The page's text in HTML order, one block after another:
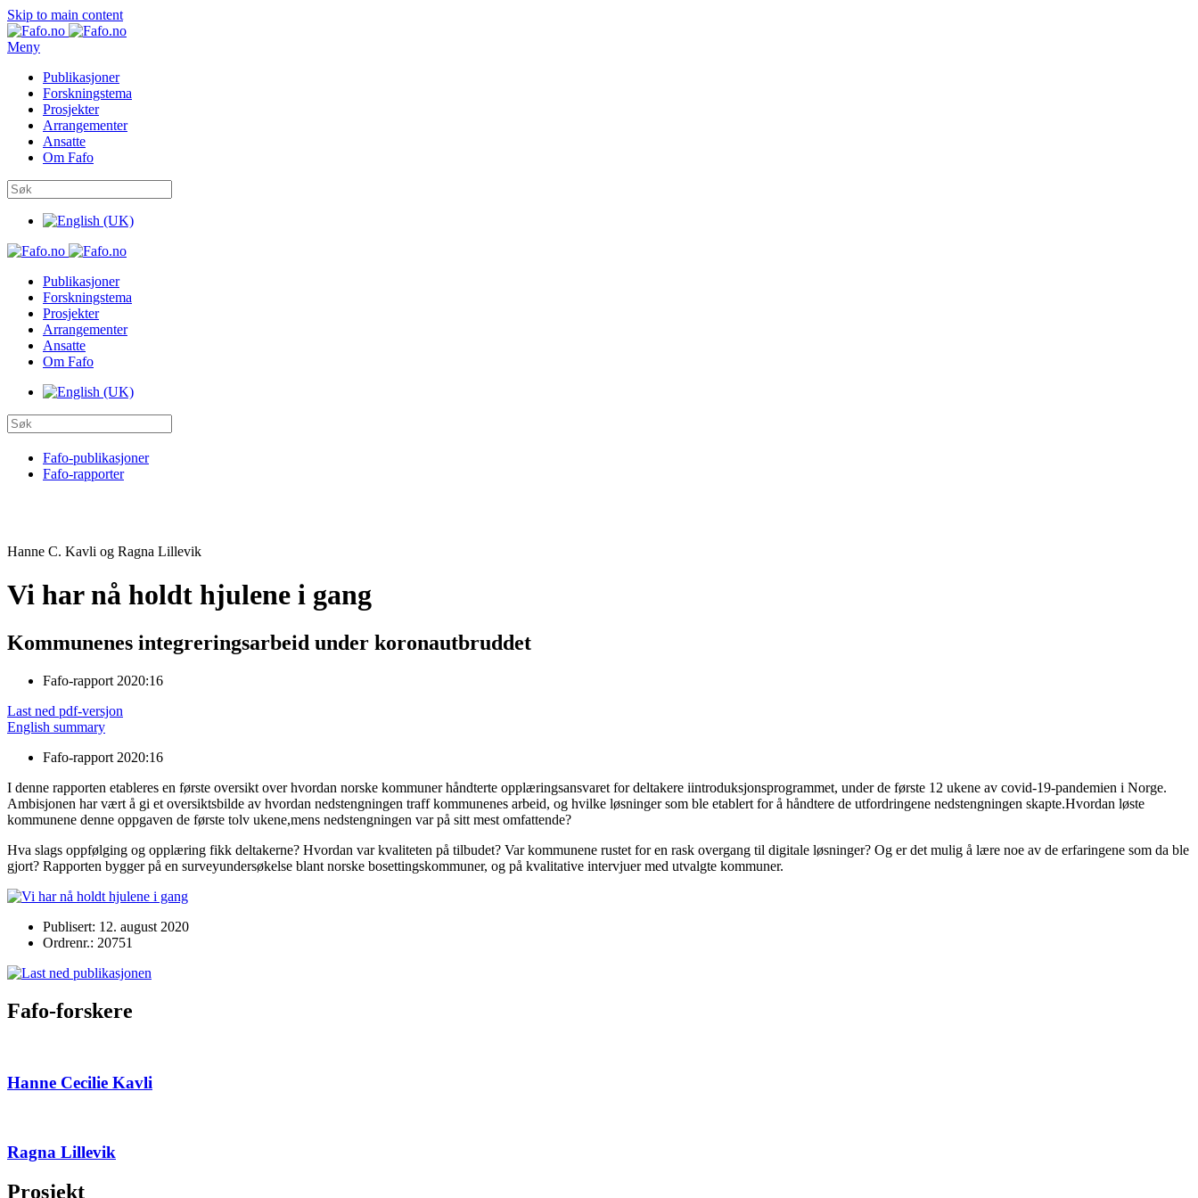
Skip to main content
Meny
Publikasjoner
Forskningstema
Prosjekter
Arrangementer
Ansatte
Om Fafo
Publikasjoner
Forskningstema
Prosjekter
Arrangementer
Ansatte
Om Fafo
Fafo-publikasjoner
Fafo-rapporter
Hanne C. Kavli og Ragna Lillevik
Vi har nå holdt hjulene i gang
Kommunenes integreringsarbeid under koronautbruddet
Fafo-rapport 2020:16
Last ned pdf-versjon
English summary
Fafo-rapport 2020:16
I denne rapporten etableres en første oversikt over hvordan norske kommuner håndterte opplæringsansvaret for deltakere iintroduksjonsprogrammet, under de første 12 ukene av covid-19-pandemien i Norge.
Ambisjonen har vært å gi et oversiktsbilde av hvordan nedstengningen traff kommunenes arbeid, og hvilke løsninger som ble etablert for å håndtere de utfordringene nedstengningen skapte.Hvordan løste
kommunene denne oppgaven de første tolv ukene,mens nedstengningen var på sitt mest omfattende?
Hva slags oppfølging og opplæring fikk deltakerne? Hvordan var kvaliteten på tilbudet? Var kommunene rustet for en rask overgang til digitale løsninger? Og er det mulig å lære noe av de erfaringene som da ble
gjort? Rapporten bygger på en surveyundersøkelse blant norske bosettingskommuner, og på kvalitative intervjuer med utvalgte kommuner.
Publisert: 12. august 2020
Ordrenr.: 20751
Fafo-forskere
Hanne Cecilie Kavli
Ragna Lillevik
Prosjekt